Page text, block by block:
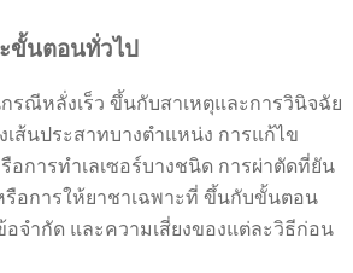
ขั้นตอนทั่วไป
รณีหลั่งเร็ว ขึ้นกับสาเหตุและการวินิจฉัย
เส้นประสาทบางตำแหน่ง การแก้ไข
อการทำเลเซอร์บางชนิด การผ่าตัดที่ยัน
รือการให้ยาชาเฉพาะที่ ขึ้นกับขั้นตอน
จำกัด และความเสี่ยงของแต่ละวิธีก่อน